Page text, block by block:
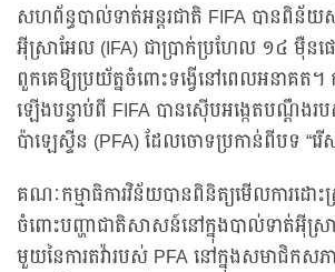
សហព័ន្ធបាល់ទាត់អន្តរជាតិ FIFA បានពិន័
អ៊ីស្រាអែល (IFA) ជាប្រាក់ប្រហែល ១៤ ម៉ឺន
ពួកគេឱ្យប្រយ័ត្នចំពោះទង្វើនៅពេលអនាគត។
ឡើងបន្ទាប់ពី FIFA បានស៊ើបអង្កេតបណ្តឹង
ប៉ាឡេស្ទីន (PFA) ដែលចោទប្រកាន់ពីបទ “រើ
គណៈកម្មាធិការវិន័យបានពិនិត្យមើលការដោ
ចំពោះបញ្ហាជាតិសាសន៍នៅក្នុងបាល់ទាត់អ៊ីស្រ
មួយនៃការតវ៉ារបស់ PFA នៅក្នុងសមាជិកស